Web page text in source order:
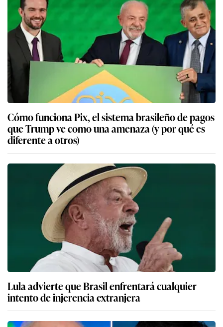
Cómo funciona Pix, el sistema brasileño de pagos
que Trump ve como una amenaza (y por qué es
diferente a otros)
Lula advierte que Brasil enfrentará cualquier
intento de injerencia extranjera